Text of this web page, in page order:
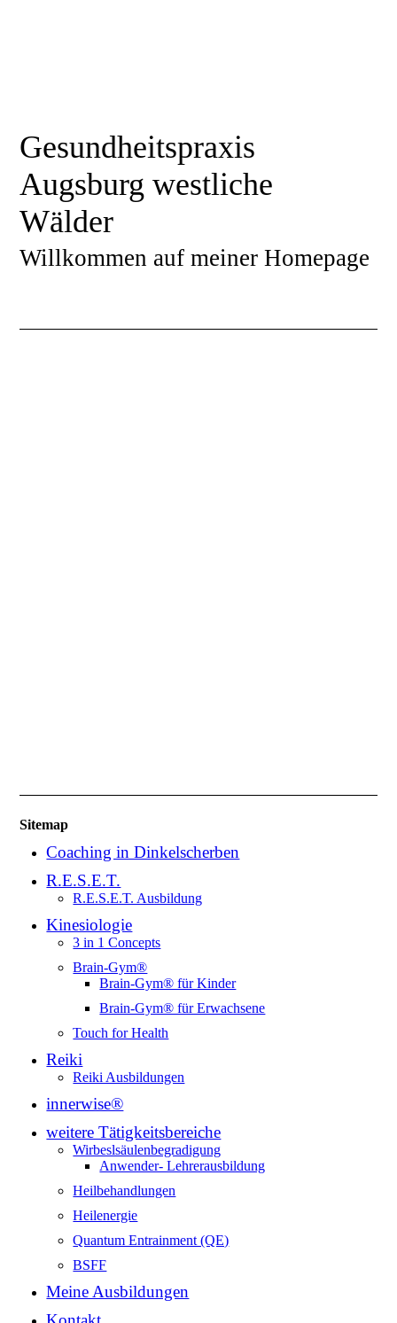
Gesundheitspraxis
Augsburg westliche
Wälder
Willkommen auf meiner Homepage
Sitemap
Coaching in Dinkelscherben
R.E.S.E.T.
R.E.S.E.T. Ausbildung
Kinesiologie
3 in 1 Concepts
Brain-Gym®
Brain-Gym® für Kinder
Brain-Gym® für Erwachsene
Touch for Health
Reiki
Reiki Ausbildungen
innerwise®
weitere Tätigkeitsbereiche
Wirbeslsäulenbegradigung
Anwender- Lehrerausbildung
Heilbehandlungen
Heilenergie
Quantum Entrainment (QE)
BSFF
Meine Ausbildungen